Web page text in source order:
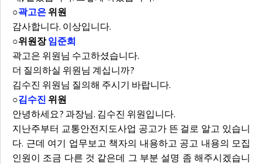
○곽고은 위원
감사합니다. 이상입니다.
○위원장임준희
곽고은 위원님 수고하셨습니다.
더 질의하실 위원님 계십니까?
김수진 위원님 질의해 주시기 바랍니다.
○김수진 위원
안녕하세요? 과장님. 김수진 위원입니다.
지난주부터 교통안전지도사업 공고가 뜬 걸로 알고 있습니
다. 근데 여기 업무보고 책자의 내용하고 공고 내용의 모집
인원이 조금 다른 것 같은데 그 부분 설명 좀 해주시겠습니